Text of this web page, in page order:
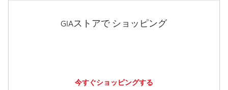
GIAストアで ショッピング
今すぐショッピングする